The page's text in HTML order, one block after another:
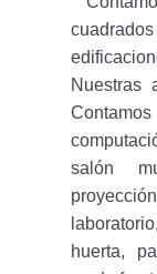
Nuestras
salón
huerta,